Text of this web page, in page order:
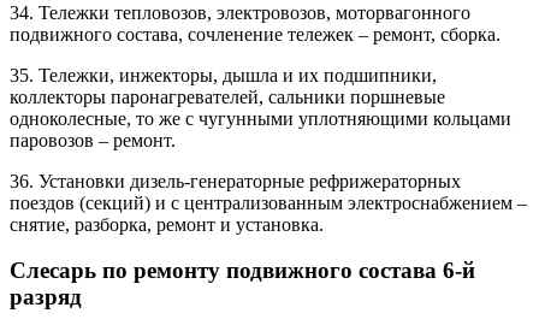
34. Тележки тепловозов, электровозов, моторвагонного
подвижного состава, сочленение тележек – ремонт, сборка.
35. Тележки, инжекторы, дышла и их подшипники,
коллекторы паронагревателей, сальники поршневые
одноколесные, то же с чугунными уплотняющими кольцами
паровозов – ремонт.
36. Установки дизель-генераторные рефрижераторных
поездов (секций) и с централизованным электроснабжением –
снятие, разборка, ремонт и установка.
Слесарь по ремонту подвижного состава 6-й
разряд